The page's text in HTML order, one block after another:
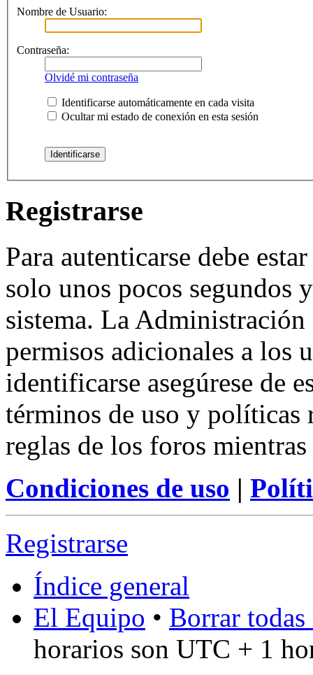
Nombre de Usuario:
Contraseña:
Olvidé mi contraseña
Identificarse automáticamente en cada visita
Ocultar mi estado de conexión en esta sesión
Registrarse
Para autenticarse debe
solo unos pocos segundos
sistema. La
permisos adicionales a los
identificarse asegúrese de
términos de uso y políticas
reglas de los foros
Condiciones de uso |
Registrarse
Índice general
El Equipo • Borrar
horarios son UTC + 1